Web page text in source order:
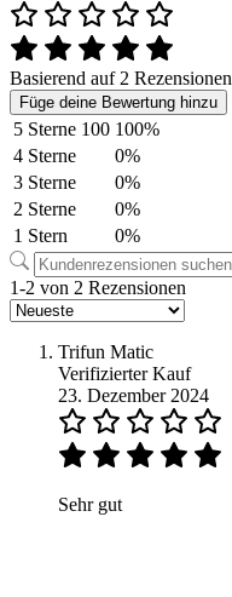
Basierend auf 2 Rezensionen
Füge deine Bewertung hinzu
5 Sterne 100 100%
4 Sterne
0%
3 Sterne
0%
2 Sterne
0%
1 Stern
0%
1-2 von 2 Rezensionen
Trifun Matic
Verifizierter Kauf
23. Dezember 2024
Sehr gut